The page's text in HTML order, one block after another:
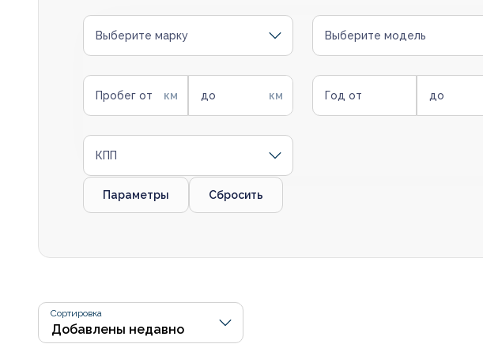
Выберите марку Выберите модель
Пробег от до Год от до
КПП
Параметры Сбросить
Сортировка